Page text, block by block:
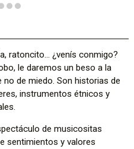
ratoncito… ¿venís conmigo?
le daremos un beso a la
no de miedo. Son historias de
instrumentos étnicos y
de musicositas
sentimientos y valores